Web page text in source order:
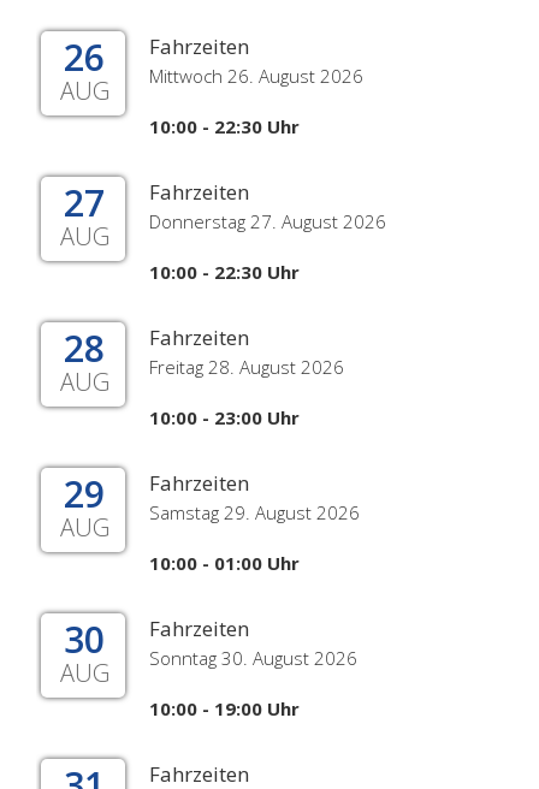
26
AUG
Fahrzeiten
Mittwoch 26. August 2026
10:00 - 22:30 Uhr
27
AUG
Fahrzeiten
Donnerstag 27. August 2026
10:00 - 22:30 Uhr
28
AUG
Fahrzeiten
Freitag 28. August 2026
10:00 - 23:00 Uhr
29
AUG
Fahrzeiten
Samstag 29. August 2026
10:00 - 01:00 Uhr
30
AUG
Fahrzeiten
Sonntag 30. August 2026
10:00 - 19:00 Uhr
Fahrzeiten